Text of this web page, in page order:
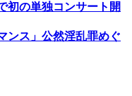
初の単独コンサート開
ンス」公然淫乱罪めぐ